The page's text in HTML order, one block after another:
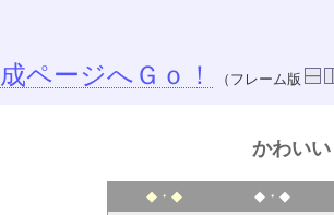
ページへＧｏ！ （フレーム版
かわい
◆・◆ ◆・◆